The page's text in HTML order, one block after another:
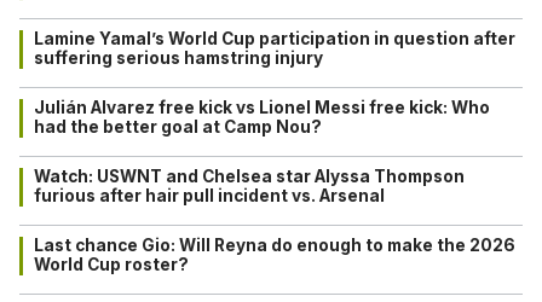
Lamine Yamal’s World Cup participation in question after
suffering serious hamstring injury
Julián Alvarez free kick vs Lionel Messi free kick: Who
had the better goal at Camp Nou?
Watch: USWNT and Chelsea star Alyssa Thompson
furious after hair pull incident vs. Arsenal
Last chance Gio: Will Reyna do enough to make the 2026
World Cup roster?